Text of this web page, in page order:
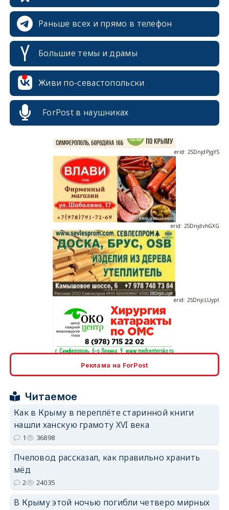
Раньше всех и прямо в телефон
Большие темы и драмы
Живи по-севастопольски
ForPost в наушниках
erid: 2SDnjcrDNw6
erid: 2SDnjdPjgYS
erid: 2SDnjdvhGXG
Реклама на ForPost
Читаемое
Как в Крыму в переплёте старинной книги
нашли ханскую грамоту XVI века
1 36898
Пчеловод рассказал, как правильно хранить
мёд
2 24035
В Крыму этой ночью погибли четверо мирных